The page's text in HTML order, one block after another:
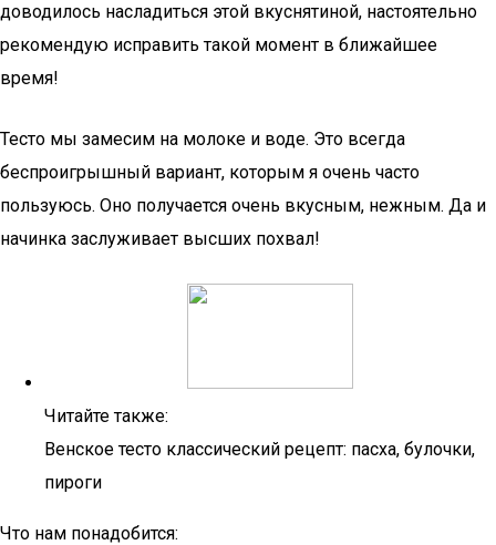
доводилось насладиться этой вкуснятиной, настоятельно
рекомендую исправить такой момент в ближайшее
время!
Тесто мы замесим на молоке и воде. Это всегда
беспроигрышный вариант, которым я очень часто
пользуюсь. Оно получается очень вкусным, нежным. Да и
начинка заслуживает высших похвал!
Читайте также:
Венское тесто классический рецепт: пасха, булочки,
пироги
Что нам понадобится: